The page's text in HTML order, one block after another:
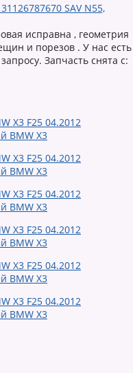
SAV N55,
исправна , геометрия
и порезов . У нас есть
Запчасть снята с: